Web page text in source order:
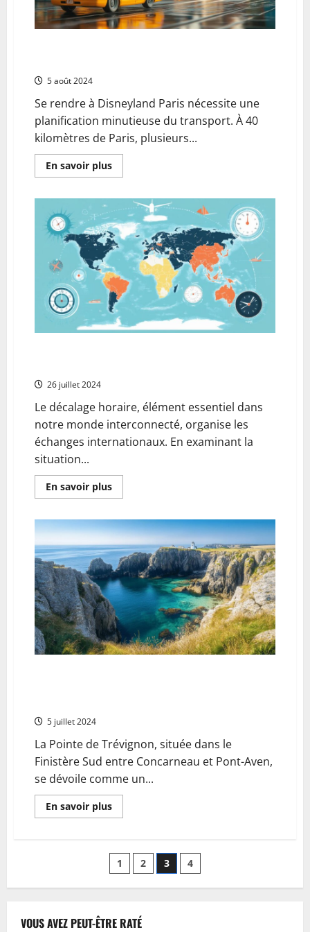
la
meditation
en
5 août 2024
Se rendre à Disneyland Paris nécessite une
planification minutieuse du transport. À 40
kilomètres de Paris, plusieurs...
En savoir plusEn
savoir
Guide
tarifs
de
transport
vers
Disneyland
Paris
:
Les
avantages
meconnus
du
taxi
26 juillet 2024
Le décalage horaire, élément essentiel dans
notre monde interconnecté, organise les
échanges internationaux. En examinant la
situation...
En savoir plusEn
savoir
Comprendre
le
Decalage
Horaire
entre
le
Niger
et
les
Principales
Capitales
du
Monde
Entier
5 juillet 2024
La Pointe de Trévignon, située dans le
Finistère Sud entre Concarneau et Pont-Aven,
se dévoile comme un...
En savoir plusEn
savoir
de
la
Pointe
la
Pagination
des
publications
1 2 3 4
VOUS AVEZ PEUT-ÊTRE RATÉ